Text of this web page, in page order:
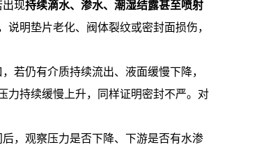
出现持续滴水、渗水、潮湿结露甚至喷射
明垫片老化、阀体裂纹或密封面损伤，
若仍有介质持续流出、液面缓慢下降，
力持续缓慢上升，同样证明密封不严。对
，观察压力是否下降、下游是否有水渗